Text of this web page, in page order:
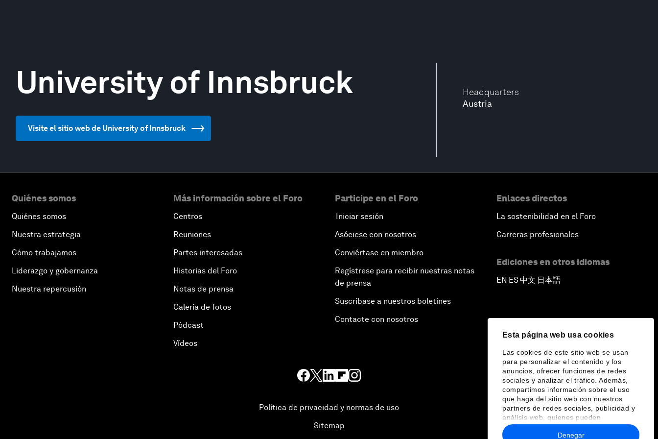
Esta página web usa cookies
Las cookies de este sitio web se usan
para personalizar el contenido y los
anuncios, ofrecer funciones de redes
sociales y analizar el tráfico. Además,
compartimos información sobre el uso
que haga del sitio web con nuestros
partners de redes sociales, publicidad y
análisis web, quienes pueden
combinarla con otra información que les
haya proporcionado o que hayan
Denegar
Headquarters
Austria
University of Innsbruck
Visite el sitio web de University of Innsbruck
Quiénes somos
Quiénes somos
Nuestra estrategia
Cómo trabajamos
Liderazgo y gobernanza
Nuestra repercusión
Más información sobre el Foro
Centros
Reuniones
Partes interesadas
Historias del Foro
Notas de prensa
Galería de fotos
Pódcast
Vídeos
Participe en el Foro
Iniciar sesión
Asóciese con nosotros
Conviértase en miembro
Regístrese para recibir nuestras notas
de prensa
Suscríbase a nuestros boletines
Contacte con nosotros
Enlaces directos
La sostenibilidad en el Foro
Carreras profesionales
Ediciones en otros idiomas
EN▪ES▪中文▪ 日本語
Política de privacidad y normas de uso
Sitemap